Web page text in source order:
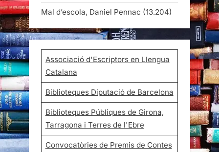
Mal d’escola, Daniel Pennac (13.204)
Associació d'Escriptors en Llengua
Catalana
Biblioteques Diputació de Barcelona
Biblioteques Públiques de Girona,
Tarragona i Terres de l'Ebre
Convocatòries de Premis de Contes